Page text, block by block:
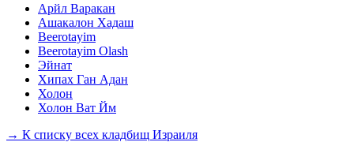
Арйл Варакан
Ашакалон Хадаш
Beerotayim
Beerotayim Olash
Эйнат
Хипах Ган Адан
Холон
Холон Ват Йм
→ К списку всех кладбищ Израиля